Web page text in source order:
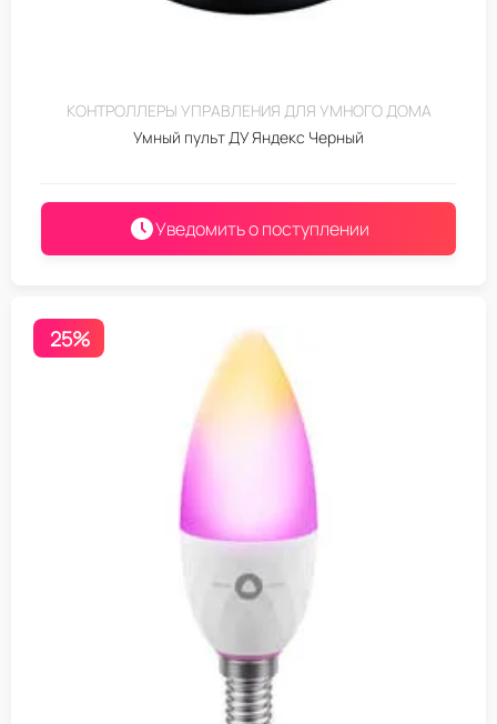
КОНТРОЛЛЕРЫ УПРАВЛЕНИЯ ДЛЯ УМНОГО ДОМА
Умный пульт ДУ Яндекс Черный
Уведомить о поступлении
25%